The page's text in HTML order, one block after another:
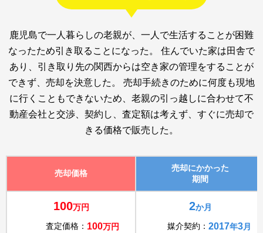
鹿児島で一人暮らしの老親が、一人で生活することが困難
なったため引き取ることになった。 住んでいた家は田舎で
あり、引き取り先の関西からは空き家の管理をすることが
できず、売却を決意した。 売却手続きのために何度も現地
に行くこともできないため、老親の引っ越しに合わせて不
動産会社と交渉、契約し、査定額は考えず、すぐに売却で
きる価格で販売した。
売却価格
売却にかかった
期間
100万円
査定価格： 100万円
2か月
媒介契約： 2017年3月